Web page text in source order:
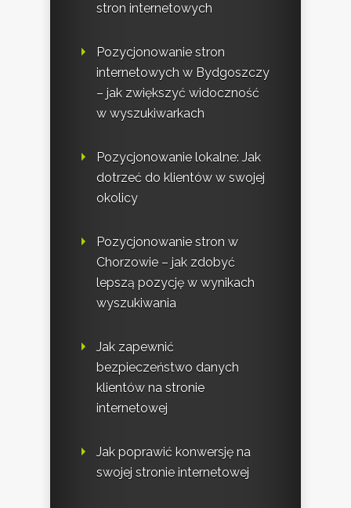
stron internetowych
Pozycjonowanie stron
internetowych w Bydgoszczy
– jak zwiększyć widoczność
w wyszukiwarkach
Pozycjonowanie lokalne: Jak
dotrzeć do klientów w swojej
okolicy
Pozycjonowanie stron w
Chorzowie – jak zdobyć
lepszą pozycję w wynikach
wyszukiwania
Jak zapewnić
bezpieczeństwo danych
klientów na stronie
internetowej
Jak poprawić konwersję na
swojej stronie internetowej